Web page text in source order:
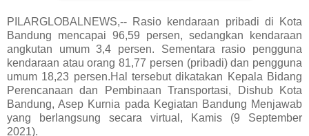
PILARGLOBALNEWS,-- Rasio kendaraan pribadi di Kota
Bandung mencapai 96,59 persen, sedangkan kendaraan
angkutan umum 3,4 persen. Sementara rasio pengguna
kendaraan atau orang 81,77 persen (pribadi) dan pengguna
umum 18,23 persen.Hal tersebut dikatakan Kepala Bidang
Perencanaan dan Pembinaan Transportasi, Dishub Kota
Bandung, Asep Kurnia pada Kegiatan Bandung Menjawab
yang berlangsung secara virtual, Kamis (9 September
2021).